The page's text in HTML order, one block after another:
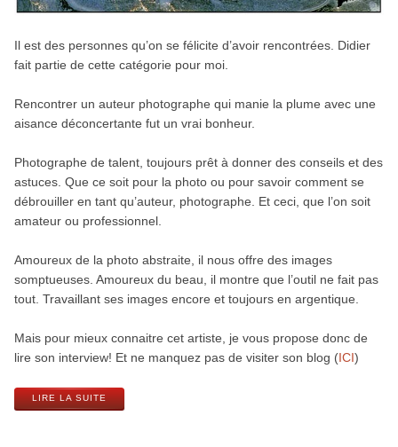
Il est des personnes qu’on se félicite d’avoir rencontrées. Didier
fait partie de cette catégorie pour moi.
Rencontrer un auteur photographe qui manie la plume avec une
aisance déconcertante fut un vrai bonheur.
Photographe de talent, toujours prêt à donner des conseils et des
astuces. Que ce soit pour la photo ou pour savoir comment se
débrouiller en tant qu’auteur, photographe. Et ceci, que l’on soit
amateur ou professionnel.
Amoureux de la photo abstraite, il nous offre des images
somptueuses. Amoureux du beau, il montre que l’outil ne fait pas
tout. Travaillant ses images encore et toujours en argentique.
Mais pour mieux connaitre cet artiste, je vous propose donc de
lire son interview! Et ne manquez pas de visiter son blog (ICI)
LIRE LA SUITE